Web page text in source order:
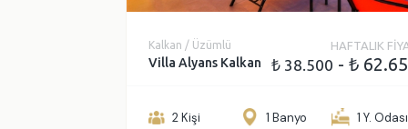
Kalkan / Üzümlü
Villa Alyans Kalkan
HAFTALIK
₺ 38.500 - ₺
2 Kişi 1 Banyo 1 Y. Odası